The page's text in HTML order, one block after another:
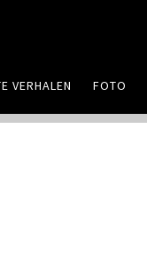
VERHALEN FOTO